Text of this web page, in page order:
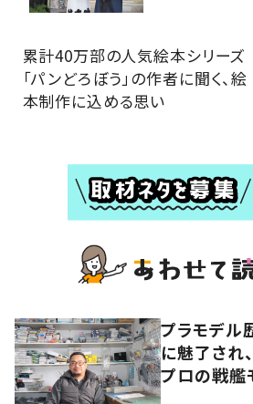
累計40万部の人気絵本シリーズ
「パンどろぼう」の作者に聞く、絵
本制作に込める思い
プラモデル
に魅了され
プロの戦艦